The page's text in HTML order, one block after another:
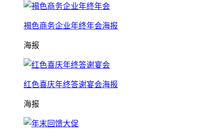
褐色商务企业年终年会海报
海报
红色喜庆年终答谢宴会海报
海报